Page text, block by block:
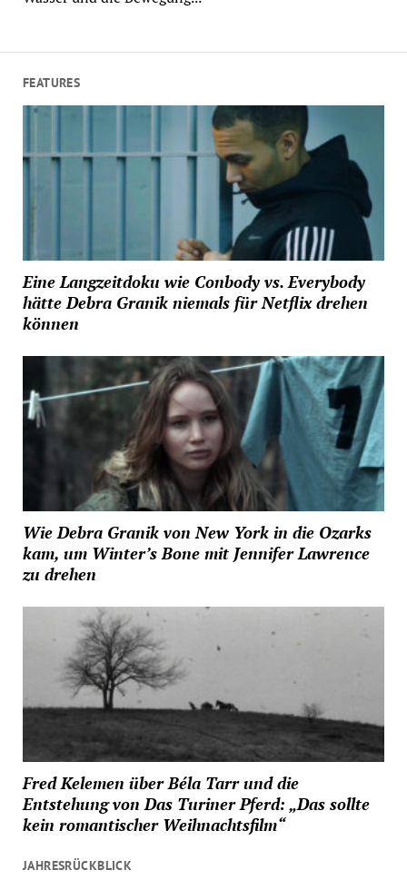
FEATURES
Eine Langzeitdoku wie Conbody vs. Everybody
hätte Debra Granik niemals für Netflix drehen
können
Wie Debra Granik von New York in die Ozarks
kam, um Winter’s Bone mit Jennifer Lawrence
zu drehen
Fred Kelemen über Béla Tarr und die
Entstehung von Das Turiner Pferd: „Das sollte
kein romantischer Weihnachtsfilm“
JAHRESRÜCKBLICK